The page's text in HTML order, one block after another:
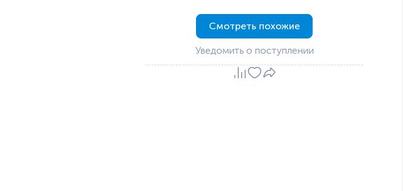
Смотреть похожие
Уведомить о поступлении